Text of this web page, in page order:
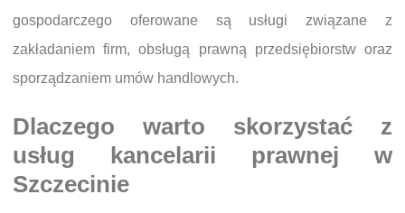
gospodarczego oferowane są usługi związane z
zakładaniem firm, obsługą prawną przedsiębiorstw oraz
sporządzaniem umów handlowych.
Dlaczego warto skorzystać z
usług kancelarii prawnej w
Szczecinie